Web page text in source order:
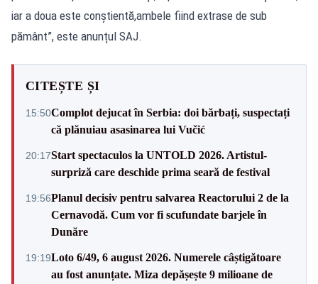
iar a doua este conștientă,ambele fiind extrase de sub
pământ”, este anunțul SAJ.
CITEȘTE ȘI
15:50Complot dejucat în Serbia: doi bărbați, suspectați
că plănuiau asasinarea lui Vučić
20:17Start spectaculos la UNTOLD 2026. Artistul-
surpriză care deschide prima seară de festival
19:56Planul decisiv pentru salvarea Reactorului 2 de la
Cernavodă. Cum vor fi scufundate barjele în
Dunăre
19:19Loto 6/49, 6 august 2026. Numerele câștigătoare
au fost anunțate. Miza depășește 9 milioane de